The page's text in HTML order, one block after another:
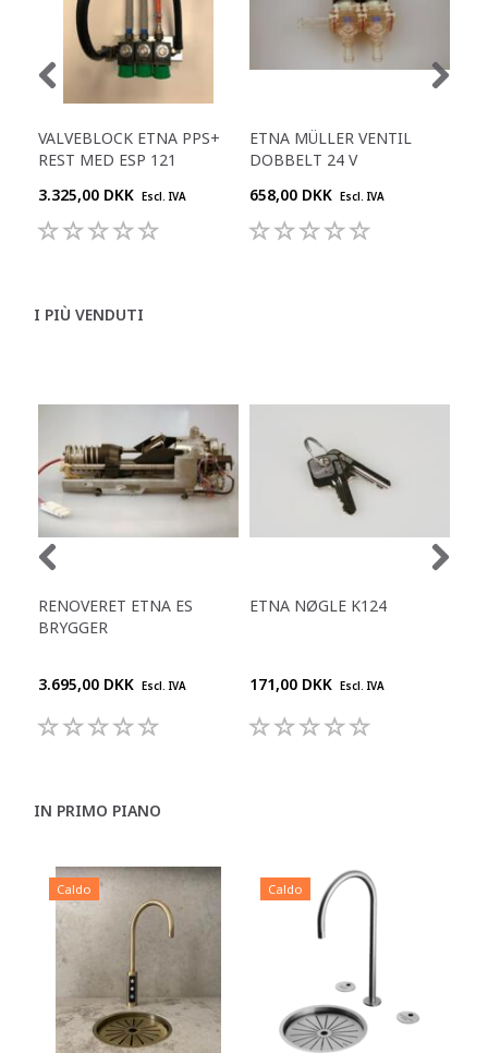
VALVEBLOCK ETNA PPS+
REST MED ESP 121
3.325,00 DKK Escl. IVA
ETNA MÜLLER VENTIL
DOBBELT 24 V
658,00 DKK Escl. IVA
I PIÙ VENDUTI
RENOVERET ETNA ES
BRYGGER
3.695,00 DKK Escl. IVA
ETNA NØGLE K124
171,00 DKK Escl. IVA
IN PRIMO PIANO
Caldo Caldo